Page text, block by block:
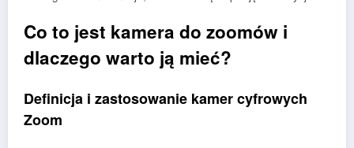
Co to jest kamera do zoomów i
dlaczego warto ją mieć?
Definicja i zastosowanie kamer cyfrowych
Zoom